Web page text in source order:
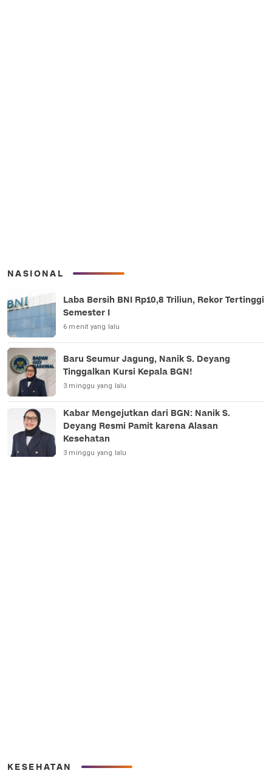
NASIONAL
Laba Bersih BNI Rp10,8 Triliun, Rekor Tertinggi
Semester I
6 menit yang lalu
Baru Seumur Jagung, Nanik S. Deyang
Tinggalkan Kursi Kepala BGN!
3 minggu yang lalu
Kabar Mengejutkan dari BGN: Nanik S.
Deyang Resmi Pamit karena Alasan
Kesehatan
3 minggu yang lalu
KESEHATAN